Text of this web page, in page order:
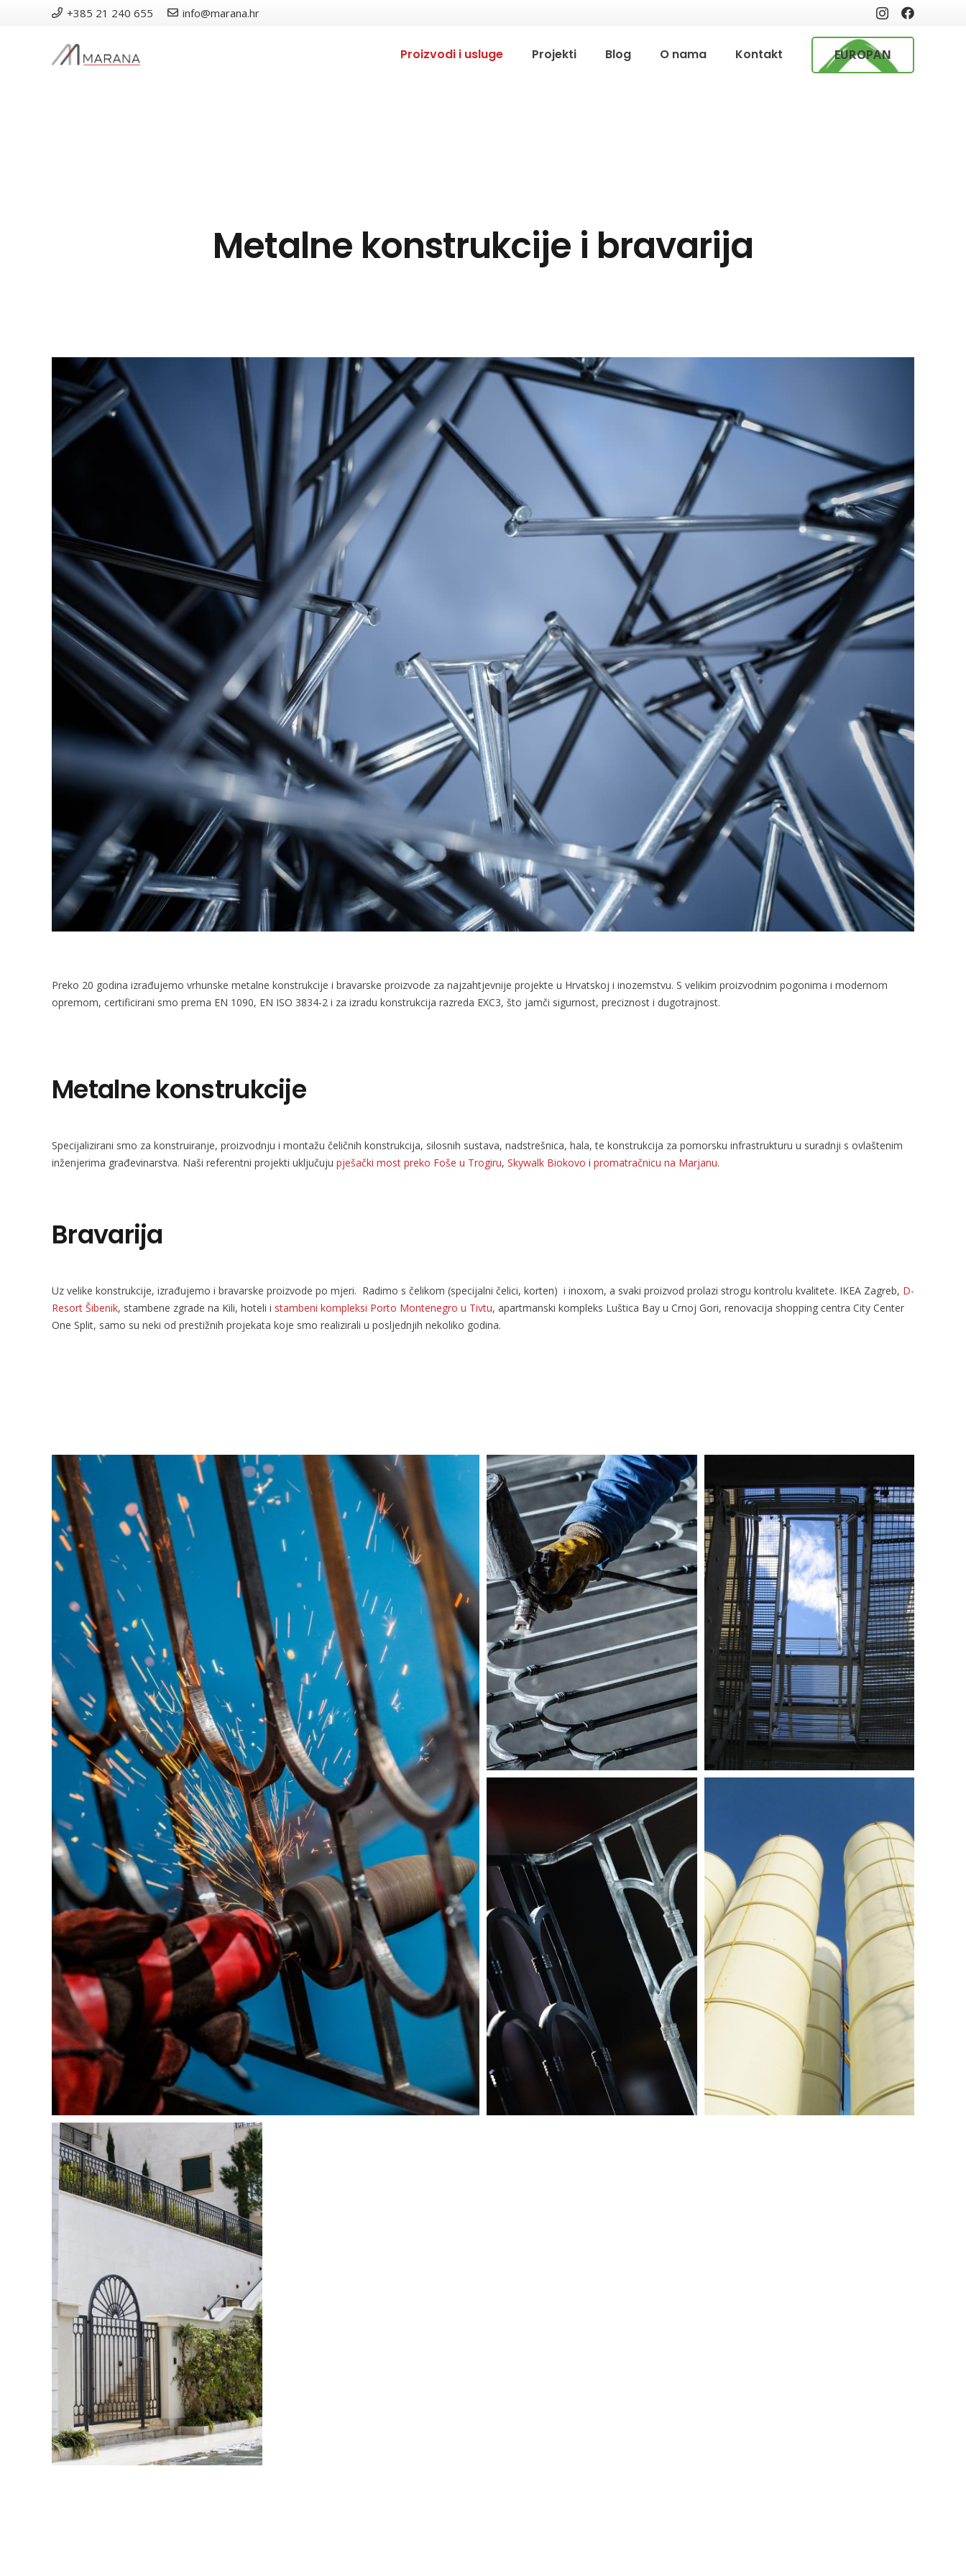
+385 21 240 655 info@marana.hr
Proizvodi i usluge Projekti Blog O nama Kontakt EUROPAN
Metalne konstrukcije i bravarija
Preko 20 godina izrađujemo vrhunske metalne konstrukcije i bravarske proizvode za najzahtjevnije projekte u Hrvatskoj i inozemstvu. S velikim proizvodnim pogonima i modernom
opremom, certificirani smo prema EN 1090, EN ISO 3834-2 i za izradu konstrukcija razreda EXC3, što jamči sigurnost, preciznost i dugotrajnost.
Metalne konstrukcije
Specijalizirani smo za konstruiranje, proizvodnju i montažu čeličnih konstrukcija, silosnih sustava, nadstrešnica, hala, te konstrukcija za pomorsku infrastrukturu u suradnji s ovlaštenim
inženjerima građevinarstva. Naši referentni projekti uključuju pješački most preko Foše u Trogiru, Skywalk Biokovo i promatračnicu na Marjanu.
Bravarija
Uz velike konstrukcije, izrađujemo i bravarske proizvode po mjeri. Radimo s čelikom (specijalni čelici, korten) i inoxom, a svaki proizvod prolazi strogu kontrolu kvalitete. IKEA Zagreb, D-
Resort Šibenik, stambene zgrade na Kili, hoteli i stambeni kompleksi Porto Montenegro u Tivtu, apartmanski kompleks Luštica Bay u Crnoj Gori, renovacija shopping centra City Center
One Split, samo su neki od prestižnih projekata koje smo realizirali u posljednjih nekoliko godina.